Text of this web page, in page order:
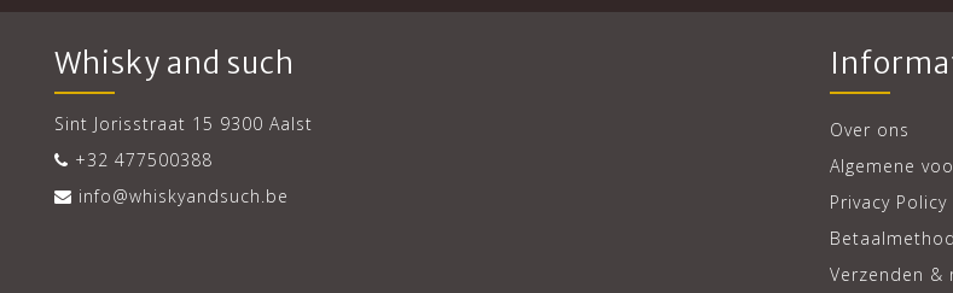
Whisky and such
Sint Jorisstraat 15 9300 Aalst
+32 477500388
info@whiskyandsuch.be
Over ons
Algemene
Privacy Policy
Verzenden &